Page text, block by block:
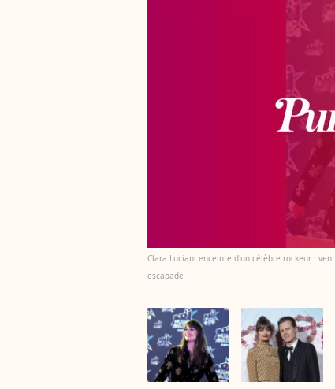
Clara Luciani enceinte d'un célèbre rockeur :
escapade